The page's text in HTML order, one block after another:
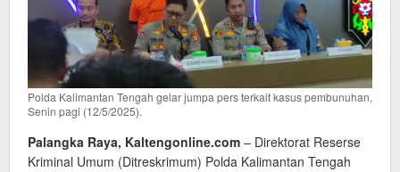
Polda Kalimantan Tengah gelar jumpa pers terkait kasus pembunuhan,
Senin pagi (12/5/2025).
Palangka Raya, Kaltengonline.com – Direktorat Reserse
Kriminal Umum (Ditreskrimum) Polda Kalimantan Tengah